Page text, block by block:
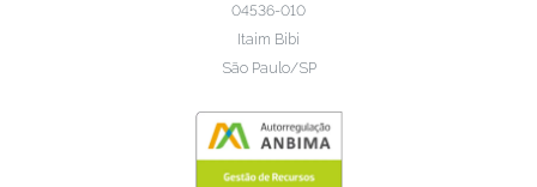
04536-010
Itaim Bibi
São Paulo/SP